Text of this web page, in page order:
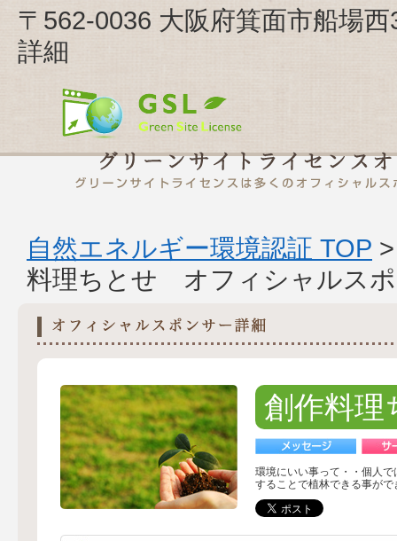
〒562-0036 大阪府箕面市船場
詳細
自然エネルギー環境認証 TOP
料理ちとせ オフィシャルス
創作料理
環境にいい事って・・個人
することで植林できる事が